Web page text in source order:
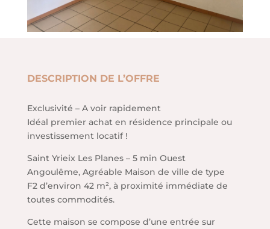
DESCRIPTION DE L’OFFRE
Exclusivité – A voir rapidement
Idéal premier achat en résidence principale ou
investissement locatif !
Saint Yrieix Les Planes – 5 min Ouest
Angoulême, Agréable Maison de ville de type
F2 d’environ 42 m², à proximité immédiate de
toutes commodités.
Cette maison se compose d’une entrée sur